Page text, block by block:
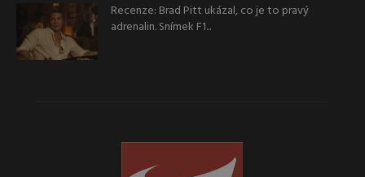
Recenze: Brad Pitt ukázal, co je to pravý
adrenalin. Snímek F1...